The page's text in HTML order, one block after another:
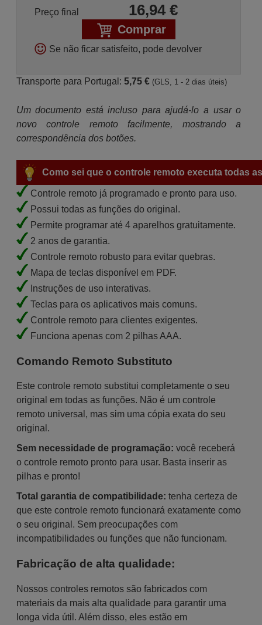
Preço final
16,94€
Comprar
Se não ficar satisfeito, pode devolver
Transporte para Portugal: 5,75 € (GLS, 1 - 2 dias úteis)
Um documento está incluso para ajudá-lo a usar o
novo controle remoto facilmente, mostrando a
correspondência dos botões.
Como sei que o controle remoto executa todas
Controle remoto já programado e pronto para uso.
Possui todas as funções do original.
Permite programar até 4 aparelhos gratuitamente.
2 anos de garantia.
Controle remoto robusto para evitar quebras.
Mapa de teclas disponível em PDF.
Instruções de uso interativas.
Teclas para os aplicativos mais comuns.
Controle remoto para clientes exigentes.
Funciona apenas com 2 pilhas AAA.
Comando Remoto Substituto
Este controle remoto substitui completamente o seu
original em todas as funções. Não é um controle
remoto universal, mas sim uma cópia exata do seu
original.
Sem necessidade de programação: você receberá
o controle remoto pronto para usar. Basta inserir as
pilhas e pronto!
Total garantia de compatibilidade: tenha certeza de
que este controle remoto funcionará exatamente como
o seu original. Sem preocupações com
incompatibilidades ou funções que não funcionam.
Fabricação de alta qualidade:
Nossos controles remotos são fabricados com
materiais da mais alta qualidade para garantir uma
longa vida útil. Além disso, eles estão em